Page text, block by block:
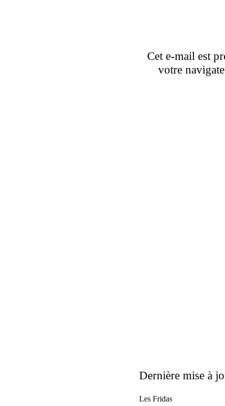
Cet e-mail est
votre
Dernière mise à
Les Fridas